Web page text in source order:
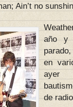
Ain’t no
año y
en
ayer
de